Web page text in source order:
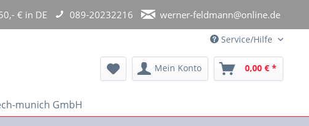
€ in DE 089-20232216 werner-feldmann@online.de
Service/Hilfe
Mein Konto 0,00 € *
munich GmbH